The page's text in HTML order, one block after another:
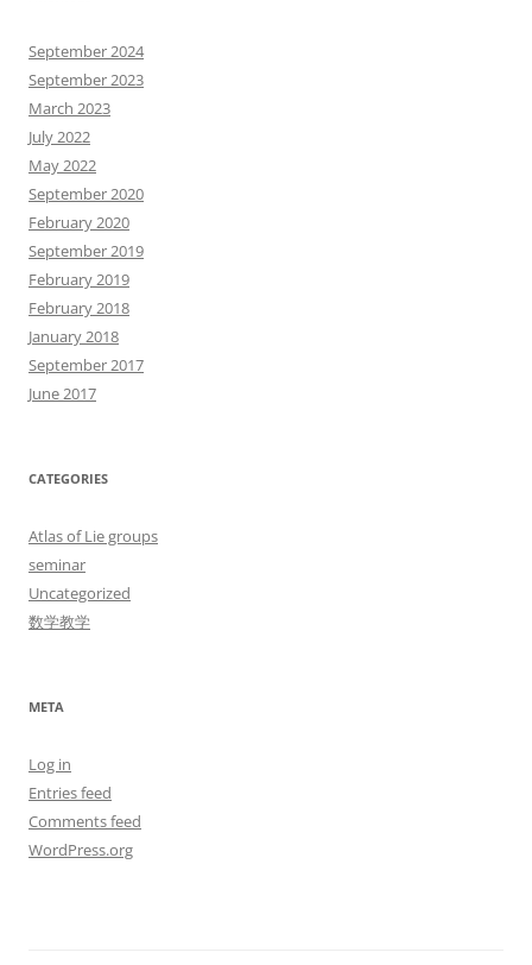
September 2024
September 2023
March 2023
July 2022
May 2022
September 2020
February 2020
September 2019
February 2019
February 2018
January 2018
September 2017
June 2017
CATEGORIES
Atlas of Lie groups
seminar
Uncategorized
数学教学
META
Log in
Entries feed
Comments feed
WordPress.org